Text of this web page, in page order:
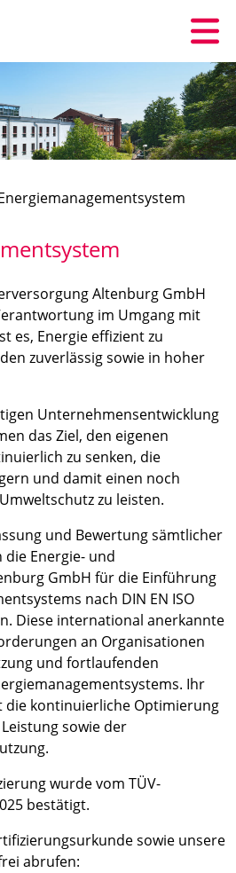
Altenburg GmbH
im Umgang mit
es, Energie effizient zu
zuverlässig sowie in hoher
Unternehmensentwicklung
das Ziel, den eigenen
zu senken, die
und damit einen noch
zu leisten.
und Bewertung sämtlicher
Energie- und
GmbH für die Einführung
nach DIN EN ISO
Diese international anerkannte
an Organisationen
und fortlaufenden
Ihr
die kontinuierliche Optimierung
sowie der
wurde vom TÜV-
bestätigt.
sowie unsere
abrufen: